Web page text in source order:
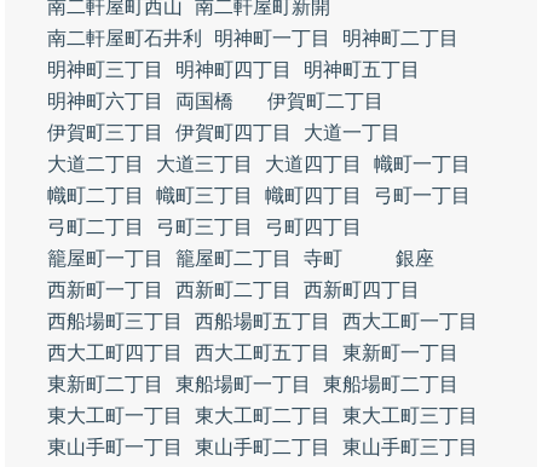
南二軒屋町西山
南二軒屋町新開
南二軒屋町石井利
明神町一丁目
明神町二丁目
明神町三丁目
明神町四丁目
明神町五丁目
明神町六丁目
両国橋
伊賀町二丁目
伊賀町三丁目
伊賀町四丁目
大道一丁目
大道二丁目
大道三丁目 大道四丁目
幟町一丁目
幟町二丁目
幟町三丁目 幟町四丁目
弓町一丁目
弓町二丁目
弓町三丁目
弓町四丁目
籠屋町一丁目
籠屋町二丁目 寺町
銀座
西新町一丁目
西新町二丁目
西新町四丁目
西船場町三丁目
西船場町五丁目
西大工町一丁目
西大工町四丁目
西大工町五丁目
東新町一丁目
東新町二丁目
東船場町一丁目
東船場町二丁目
東大工町一丁目
東大工町二丁目
東大工町三丁目
東山手町一丁目
東山手町二丁目
東山手町三丁目